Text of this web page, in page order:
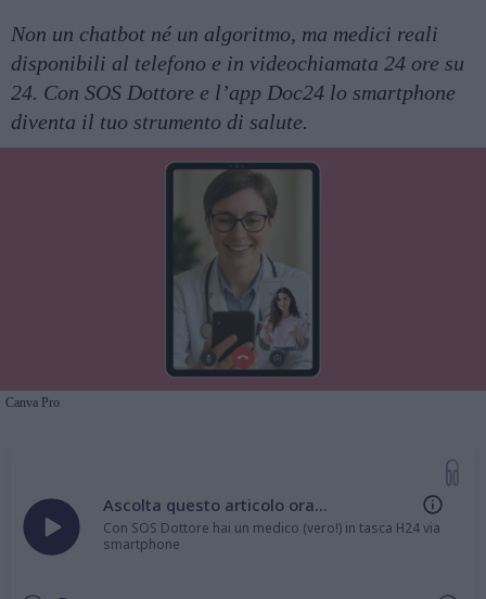
Non un chatbot né un algoritmo, ma medici reali
disponibili al telefono e in videochiamata 24 ore su
24. Con SOS Dottore e l’app Doc24 lo smartphone
diventa il tuo strumento di salute.
Canva Pro
Ascolta questo articolo ora...
Con SOS Dottore hai un medico (vero!) in tasca H24 via
smartphone